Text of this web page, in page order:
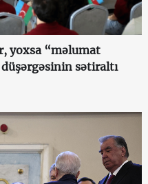
yoxsa “məlumat
sətiraltı